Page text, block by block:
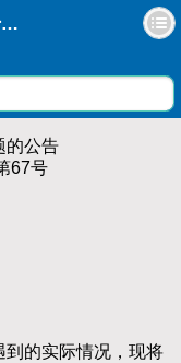
会计视野法规库:关于契税纳税申报有关问题的公告
的公告
67号
的实际情况，现将